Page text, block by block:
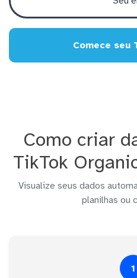
Comece seu
Como criar
TikTok
Visualize seus dados
planilhas ou
1